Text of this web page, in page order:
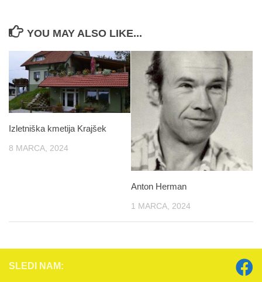
YOU MAY ALSO LIKE...
Izletniška kmetija Krajšek
8 MARCA, 2024
Anton Herman
1 MARCA, 2024
SLEDI NAM: